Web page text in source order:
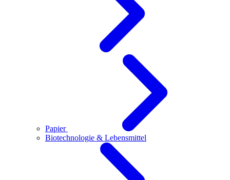
Papier
Biotechnologie & Lebensmittel